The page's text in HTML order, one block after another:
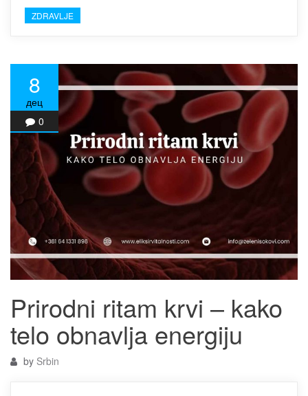
ZDRAVLJE
8
дец
0
Prirodni ritam krvi – kako
telo obnavlja energiju
by Srbin